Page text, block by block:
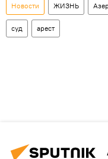
Новости ЖИЗНЬ
суд арест